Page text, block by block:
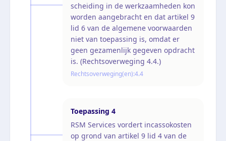
scheiding in de werkzaamheden kon
worden aangebracht en dat artikel 9
lid 6 van de algemene voorwaarden
niet van toepassing is, omdat er
geen gezamenlijk gegeven opdracht
is. (Rechtsoverweging 4.4.)
Rechtsoverweging(en):4.4
Toepassing 4
RSM Services vordert incassokosten
op grond van artikel 9 lid 4 van de